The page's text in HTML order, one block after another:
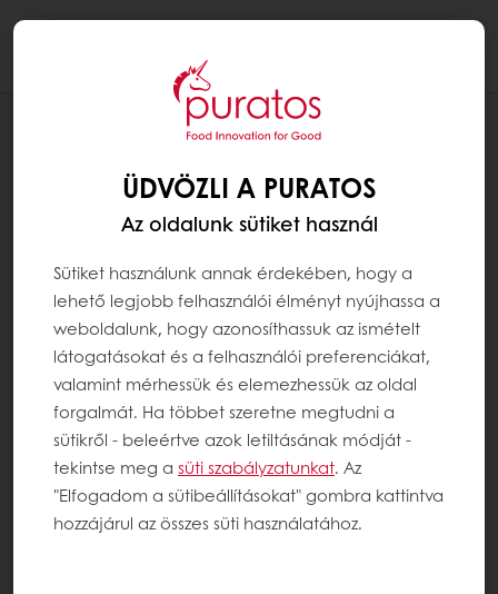
BELGA CSOKOLÁDÉS BABKA
ÜDVÖZLI A PURATOS
Az oldalunk sütiket használ
Sütiket használunk annak érdekében, hogy a
lehető legjobb felhasználói élményt nyújhassa a
weboldalunk, hogy azonosíthassuk az ismételt
látogatásokat és a felhasználói preferenciákat,
valamint mérhessük és elemezhessük az oldal
forgalmát. Ha többet szeretne megtudni a
sütikről - beleértve azok letiltásának módját -
tekintse meg a süti szabályzatunkat. Az
"Elfogadom a sütibeállításokat" gombra kattintva
hozzájárul az összes süti használatához.